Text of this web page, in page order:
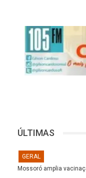
ÚLTIMAS
GERAL
Mossoró amplia